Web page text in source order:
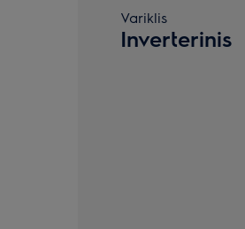
Variklis
Inverterinis